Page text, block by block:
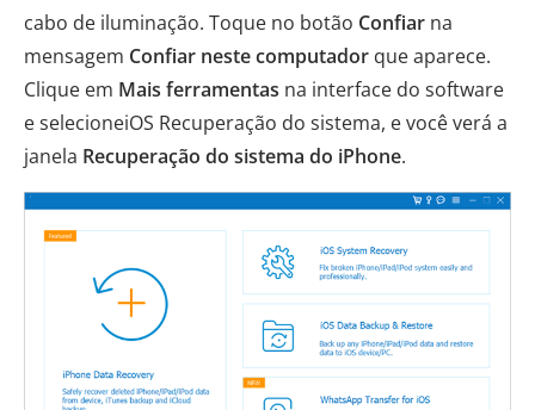
cabo de iluminação. Toque no botão Confiar na
mensagem Confiar neste computador que aparece.
Clique em Mais ferramentas na interface do software
e selecioneiOS Recuperação do sistema, e você verá a
janela Recuperação do sistema do iPhone.